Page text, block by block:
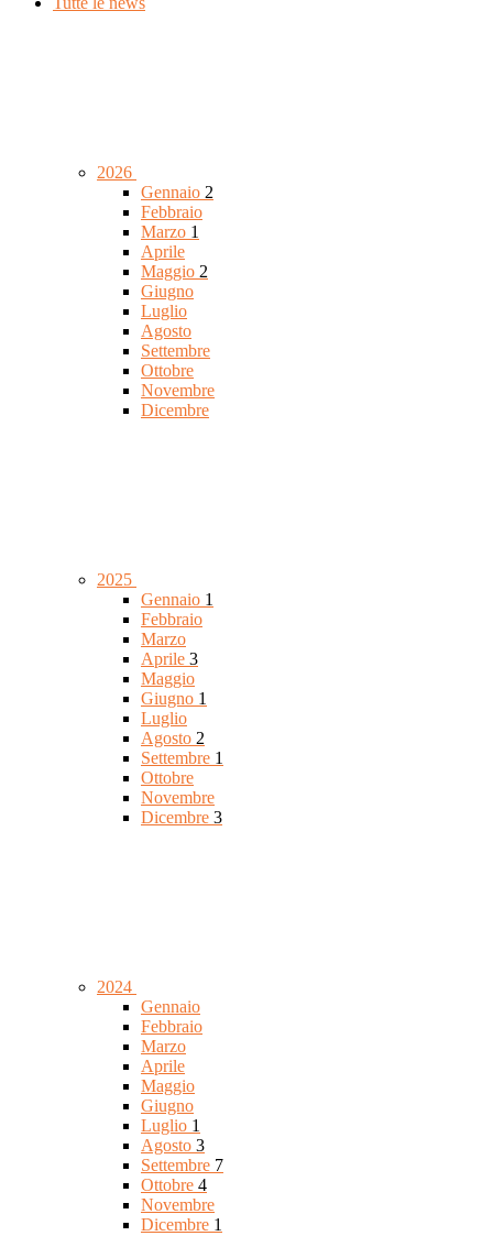
2026
Gennaio 2
Febbraio
Marzo 1
Aprile
Maggio 2
Giugno
Luglio
Agosto
Settembre
Ottobre
Novembre
Dicembre
2025
Gennaio 1
Febbraio
Marzo
Aprile 3
Maggio
Giugno 1
Luglio
Agosto 2
Settembre 1
Ottobre
Novembre
Dicembre 3
2024
Gennaio
Febbraio
Marzo
Aprile
Maggio
Giugno
Luglio 1
Agosto 3
Settembre 7
Ottobre 4
Novembre
Dicembre 1